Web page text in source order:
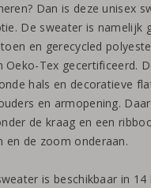
Dan is deze unisex
De sweater is namelijk
en gerecycled
Oeko-Tex gecertificeerd.
hals en decoratieve
en armopening.
de kraag en een
en de zoom onderaan.
is beschikbaar in 14